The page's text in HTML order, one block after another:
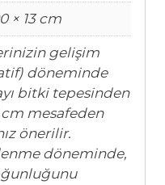
× 13 cm
gelişim
döneminde
bitki tepesinden
mesafeden
önerilir.
döneminde,